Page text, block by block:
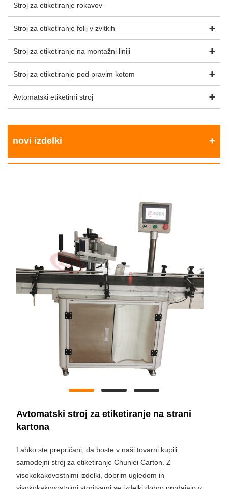
Stroj za etiketiranje rokavov
Stroj za etiketiranje folij v zvitkih
Stroj za etiketiranje na montažni liniji
Stroj za etiketiranje pod pravim kotom
Avtomatski etiketirni stroj
novi izdelki
Avtomatski stroj za etiketiranje na strani
kartona
Lahko ste prepričani, da boste v naši tovarni kupili
samodejni stroj za etiketiranje Chunlei Carton. Z
visokokakovostnimi izdelki, dobrim ugledom in